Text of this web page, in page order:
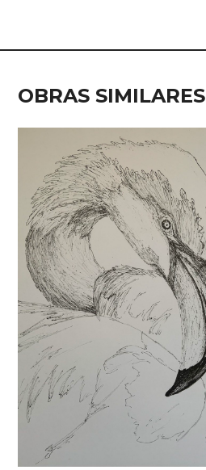
OBRAS SIMILARES